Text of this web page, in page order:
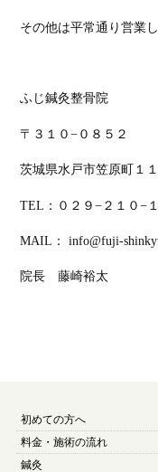
その他は平常通り営業し
ふじ鍼灸整骨院
〒３１０−０８５２
茨城県水戸市笠原町１
TEL：０２９−２１０−
MAIL： info@fuji-
院長 藤崎裕太
初めての方へ
料金・施術の流れ
鍼灸